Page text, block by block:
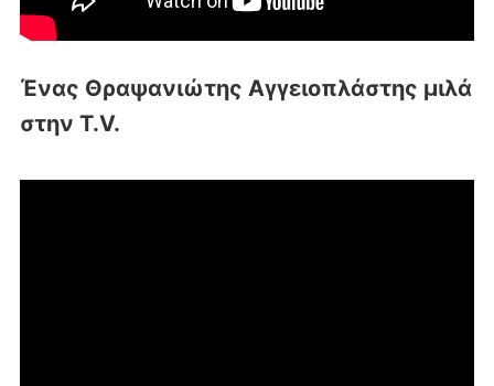
Ένας Θραψανιώτης Αγγειοπλάστης μιλά
στην T.V.